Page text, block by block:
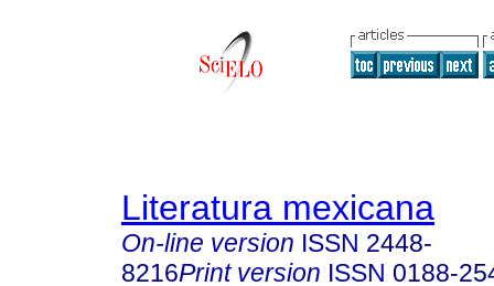
Literatura mexicana
On-line version ISSN 2448-
8216Print version ISSN 0188-